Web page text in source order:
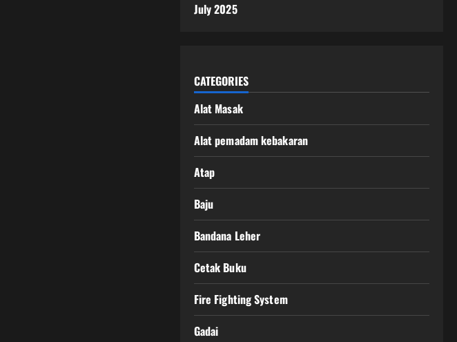
July 2025
CATEGORIES
Alat Masak
Alat pemadam kebakaran
Atap
Baju
Bandana Leher
Cetak Buku
Fire Fighting System
Gadai